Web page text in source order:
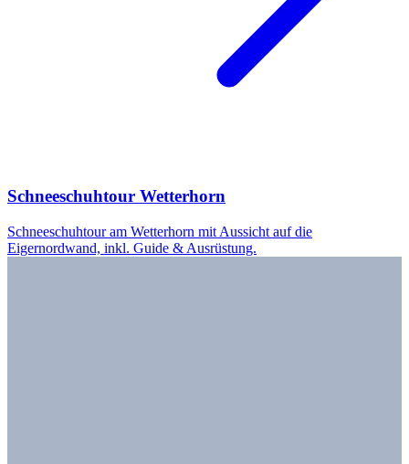
Schneeschuhtour Wetterhorn
Schneeschuhtour am Wetterhorn mit Aussicht auf die
Eigernordwand, inkl. Guide & Ausrüstung.